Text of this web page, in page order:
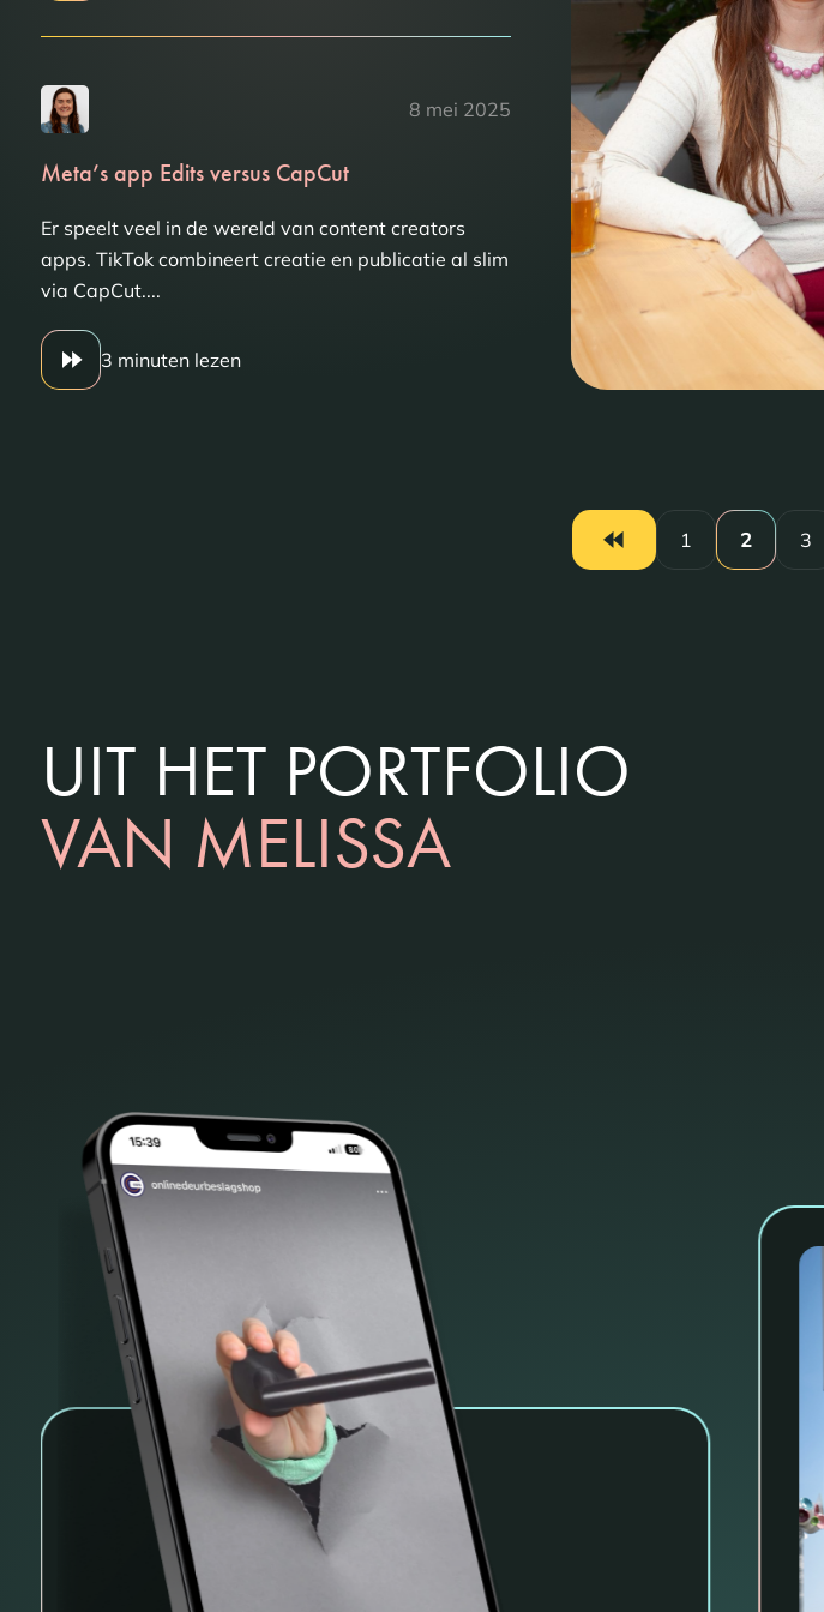
8 mei 2025
Meta’s app Edits versus CapCut
Er speelt veel in de wereld van content creators
apps. TikTok combineert creatie en publicatie al slim
via CapCut....
3 minuten lezen
1 2 3
UIT HET PORTFOLIO
VAN MELISSA